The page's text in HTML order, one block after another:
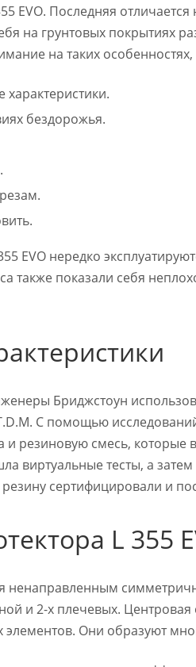
EVO. Последняя
на грунтовых покрытиях
на таких особенностях,
бездорожья.
EVO нередко
также показали себя
Бриджстоун
С помощью
и резиновую смесь,
виртуальные тесты, а
сертифицировали и
L 355
ненаправленным
и 2-х плечевых.
элементов. Они образуют